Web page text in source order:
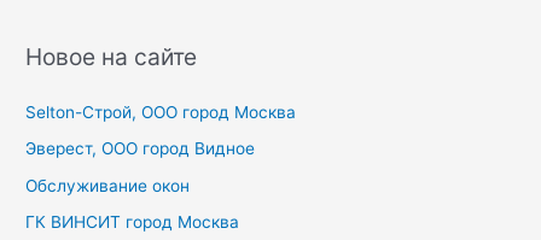
с
:
Новое на сайте
Selton-Строй, OOO город Москва
Эверест, ООО город Видное
Обслуживание окон
ГК ВИНСИТ город Москва